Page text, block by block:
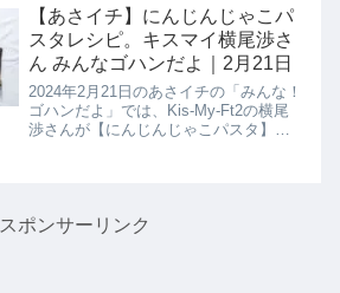
一覧はこちら▼同日に紹介された秒速
レシピ▼▼同日に紹介された...
【あさイチ】にんじんじゃこパ
スタレシピ。キスマイ横尾渉さ
ん みんなゴハンだよ｜2月21日
2024年2月21日のあさイチの「みんな！
ゴハンだよ」では、Kis-My-Ft2の横尾
渉さんが【にんじんじゃこパスタ】の
スポンサーリンク